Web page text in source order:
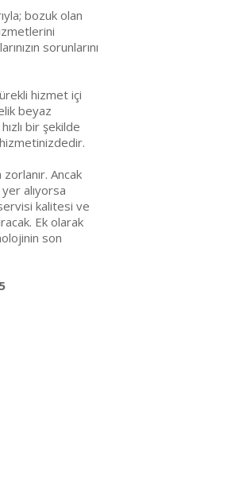
bozuk olan
sorunlarını
hizmet içi
beyaz
bir şekilde
Ancak
alıyorsa
kalitesi ve
Ek olarak
son